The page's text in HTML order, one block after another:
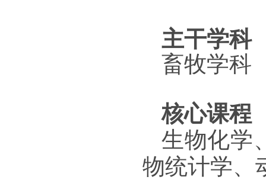
主干学科
畜牧学科
核心课程
生物化学
物统计学、